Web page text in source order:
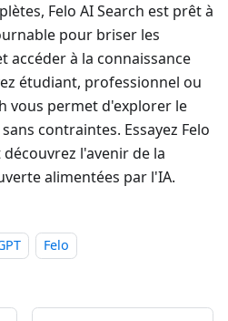
Felo AI Search est prêt à
pour briser les
accéder à la connaissance
étudiant, professionnel ou
vous permet d'explorer le
contraintes. Essayez Felo
l'avenir de la
alimentées par l'IA.
Felo